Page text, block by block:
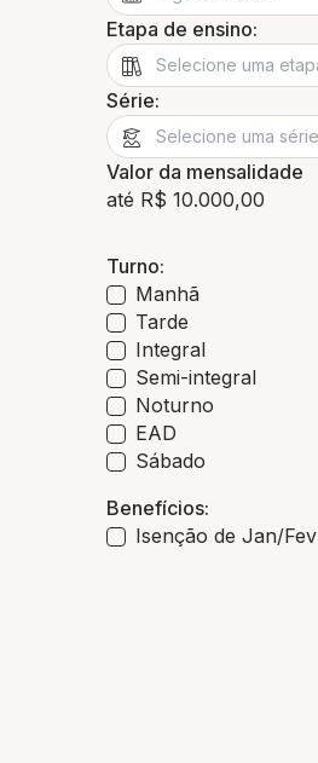
Etapa de ensino:
Série:
Valor da mensalidade
até R$ 10.000,00
Turno:
Manhã
Tarde
Integral
Semi-integral
Noturno
EAD
Sábado
Benefícios:
Isenção de Jan/Fev